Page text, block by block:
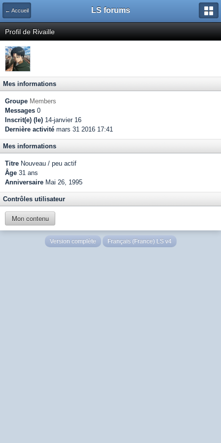
← Accueil LS forums
Profil de Rivaille
Mes informations
Groupe Members
Messages 0
Inscrit(e) (le) 14-janvier 16
Dernière activité mars 31 2016 17:41
Mes informations
Titre Nouveau / peu actif
Âge 31 ans
Anniversaire Mai 26, 1995
Contrôles utilisateur
Mon contenu
Version complète Français (France) LS v4